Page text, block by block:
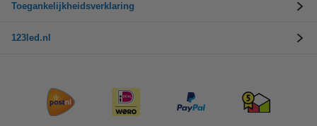
Toegankelijkheidsverklaring
123led.nl